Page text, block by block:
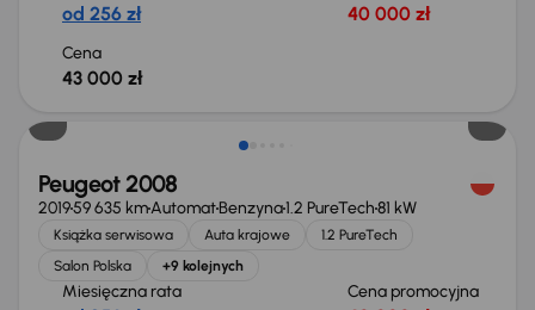
od 256 zł 40 000 zł
Cena
43 000 zł
Peugeot 2008
201959 635 kmAutomatBenzyna1.2 PureTech81 kW
Książka serwisowa Auta krajowe
1.2 PureTech
Salon Polska
+9 kolejnych
Miesięczna rata Cena promocyjna